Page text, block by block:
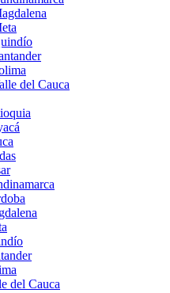
del Cauca
del Cauca